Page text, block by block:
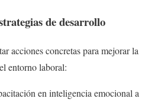
de desarrollo
acciones concretas para mejorar la
entorno laboral:
en inteligencia emocional a